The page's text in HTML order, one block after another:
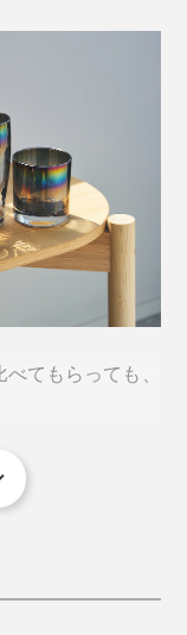
ーティング。チ
てもらっても、
ールの味の違い
のタンブラーは
明で、お酒の色